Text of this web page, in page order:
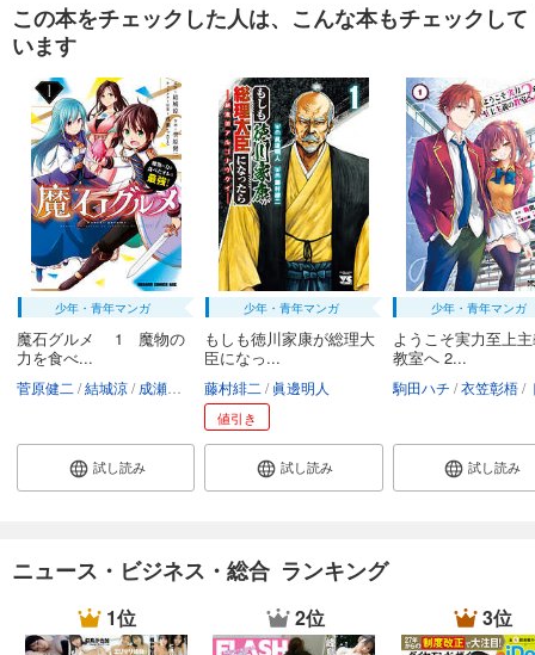
試し読み
週プレ 2026年3月9日号No.9＆10
589円 (税込)
カート
試し読み
あらすじを表示する
週プレ 2026年2月23日号No.8
550円 (税込)
カート
試し読み
あらすじを表示する
週プレ 2026年2月16日号No.7
550
カート
550円 (税込)
カート
この本をチェックした人は、こんな本もチェックして
います
少年・青年マンガ
魔石グルメ 1 魔物の
力を食べ...
菅原健二 結城涼 成瀬ちさと
試し読み
少年・青年マンガ
もしも徳川家康が総理大
臣になっ...
藤村緋二 眞邊明人
値引き
試し読み
少年・青年マンガ
ようこそ実力至上
教室へ 2...
駒田ハチ 衣笠彰梧 ト
試し読み
ニュース・ビジネス・総合 ランキング
1位 2位 3位